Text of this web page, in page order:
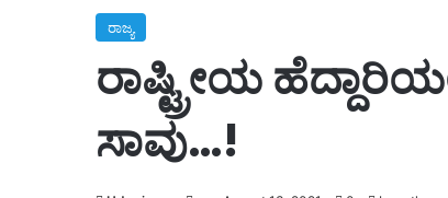
ರಾಜ್ಯ
ರಾಷ್ಟ್ರೀಯ
ಸಾವು…!